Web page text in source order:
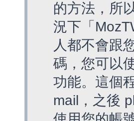
的方法，所
況下「
人都不會跟
碼，您可以
功能。這個
mail，之後